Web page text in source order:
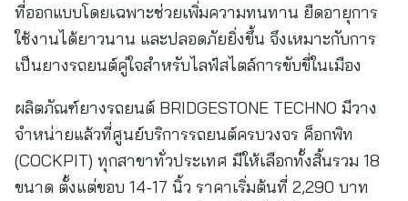
ที่ออกแบบโดยเฉพาะช่วยเพิ่มความทนทาน ยืดอายุการ
ใช้งานได้ยาวนาน และปลอดภัยยิ่งขึ้น จึงเหมาะกับการ
เป็นยางรถยนต์คู่ใจสำหรับไลฟ์สไตล์การขับขี่ในเมือง
ผลิตภัณฑ์ยางรถยนต์ BRIDGESTONE TECHNO มีวาง
จำหน่ายแล้วที่ศูนย์บริการรถยนต์ครบวงจร ค็อกพิท
(COCKPIT) ทุกสาขาทั่วประเทศ มีให้เลือกทั้งสิ้นรวม 18
ขนาด ตั้งแต่ขอบ 14-17 นิ้ว ราคาเริ่มต้นที่ 2,290 บาท